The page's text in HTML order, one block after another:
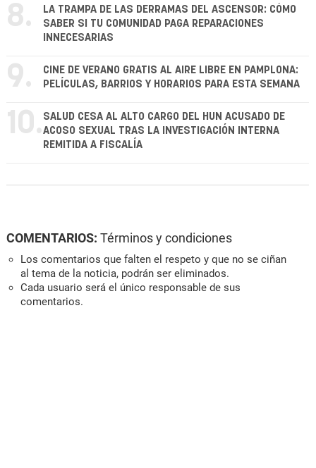
8.
LA TRAMPA DE LAS DERRAMAS DEL ASCENSOR: CÓMO
SABER SI TU COMUNIDAD PAGA REPARACIONES
INNECESARIAS
9.
CINE DE VERANO GRATIS AL AIRE LIBRE EN PAMPLONA:
PELÍCULAS, BARRIOS Y HORARIOS PARA ESTA SEMANA
10. SALUD CESA AL ALTO CARGO DEL HUN ACUSADO DE
ACOSO SEXUAL TRAS LA INVESTIGACIÓN INTERNA
REMITIDA A FISCALÍA
COMENTARIOS: Términos y condiciones
Los comentarios que falten el respeto y que no se ciñan
al tema de la noticia, podrán ser eliminados.
Cada usuario será el único responsable de sus
comentarios.